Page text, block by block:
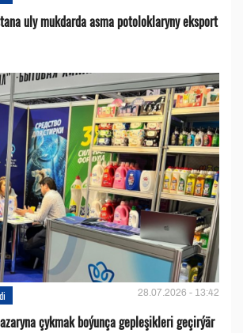
uly mukdarda asma potoloklaryny eksport
28.07.2026 - 13:42
çykmak boýunça gepleşikleri geçirýär